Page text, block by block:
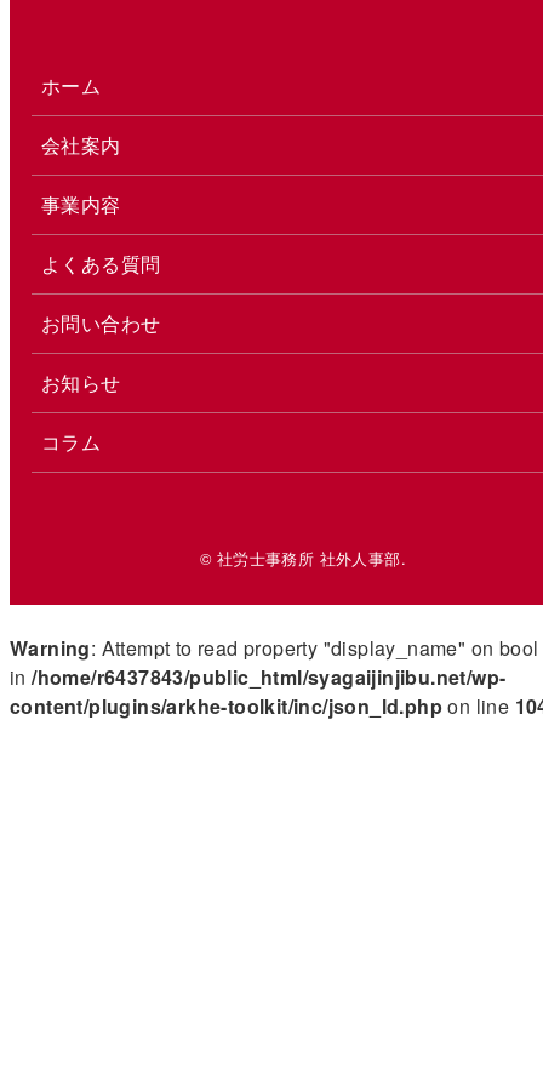
ホーム
会社案内
事業内容
よくある質問
お問い合わせ
お知らせ
コラム
© 社労士事務所 社外人事部.
Warning: Attempt to read property "display_name" on bool
in/home/r6437843/public_html/syagaijinjibu.net/wp-
content/plugins/arkhe-toolkit/inc/json_ld.phpon line